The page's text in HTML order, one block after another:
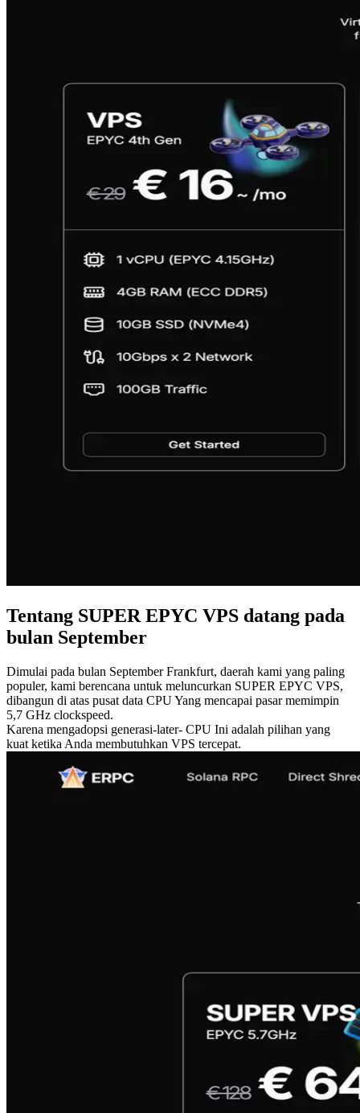
Tentang SUPER EPYC VPS datang pada
bulan September
Dimulai pada bulan September Frankfurt, daerah kami yang paling
populer, kami berencana untuk meluncurkan SUPER EPYC VPS,
dibangun di atas pusat data CPU Yang mencapai pasar memimpin
5,7 GHz clockspeed.
Karena mengadopsi generasi-later- CPU Ini adalah pilihan yang
kuat ketika Anda membutuhkan VPS tercepat.